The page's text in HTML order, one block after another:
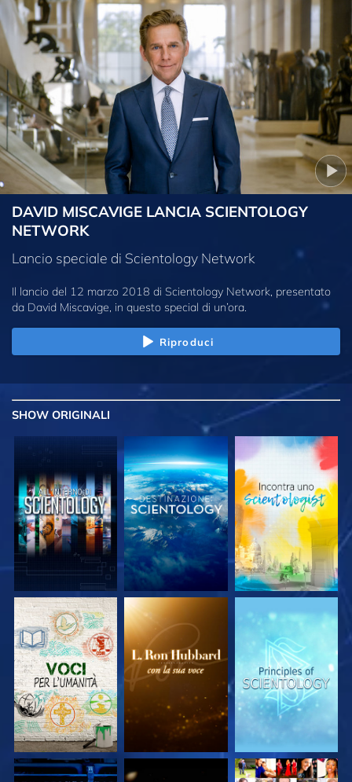
DAVID MISCAVIGE LANCIA SCIENTOLOGY
NETWORK
Lancio speciale di Scientology Network
Il lancio del 12 marzo 2018 di Scientology Network, presentato
da David Miscavige, in questo special di un’ora.
Riproduci
SHOW ORIGINALI
ESPLORA LE
SERIE
ESPLORA LE
SERIE
ESPLORA LE
SERIE